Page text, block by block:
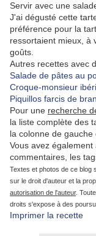
Servir avec une
J'ai dégusté cette
préférence pour la
ressortaient mieux, à
goûts.
Autres recettes avec
Salade de pâtes au
Croque-monsieur
Piquillos farcis de
Pour une recherche
la liste complète des
la colonne de gauche
Vous avez
commentaires, les
Textes et photos de ce blog
sur le droit d'auteur et la
autorisation de l'auteur.
droits s'expose à des
Imprimer la recette